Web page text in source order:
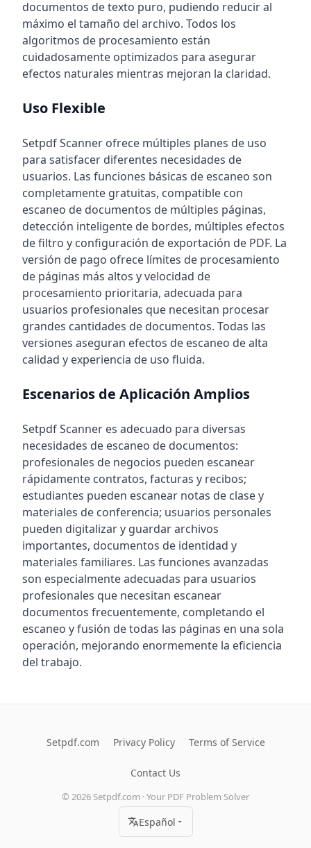
documentos de texto puro, pudiendo reducir al
máximo el tamaño del archivo. Todos los
algoritmos de procesamiento están
cuidadosamente optimizados para asegurar
efectos naturales mientras mejoran la claridad.
Uso Flexible
Setpdf Scanner ofrece múltiples planes de uso
para satisfacer diferentes necesidades de
usuarios. Las funciones básicas de escaneo son
completamente gratuitas, compatible con
escaneo de documentos de múltiples páginas,
detección inteligente de bordes, múltiples efectos
de filtro y configuración de exportación de PDF. La
versión de pago ofrece límites de procesamiento
de páginas más altos y velocidad de
procesamiento prioritaria, adecuada para
usuarios profesionales que necesitan procesar
grandes cantidades de documentos. Todas las
versiones aseguran efectos de escaneo de alta
calidad y experiencia de uso fluida.
Escenarios de Aplicación Amplios
Setpdf Scanner es adecuado para diversas
necesidades de escaneo de documentos:
profesionales de negocios pueden escanear
rápidamente contratos, facturas y recibos;
estudiantes pueden escanear notas de clase y
materiales de conferencia; usuarios personales
pueden digitalizar y guardar archivos
importantes, documentos de identidad y
materiales familiares. Las funciones avanzadas
son especialmente adecuadas para usuarios
profesionales que necesitan escanear
documentos frecuentemente, completando el
escaneo y fusión de todas las páginas en una sola
operación, mejorando enormemente la eficiencia
del trabajo.
Setpdf.com Privacy Policy Terms of Service
Contact Us
© 2026 Setpdf.com · Your PDF Problem Solver
Español